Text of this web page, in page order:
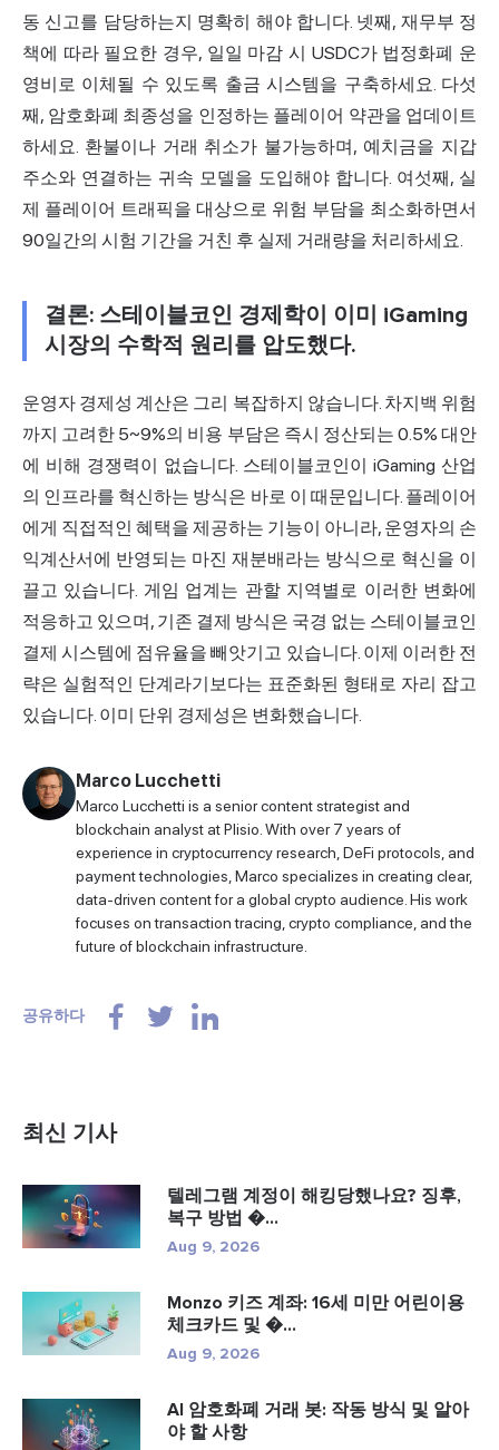
동 신고를 담당하는지 명확히 해야 합니다. 넷째, 재무부 정
책에 따라 필요한 경우, 일일 마감 시 USDC가 법정화폐 운
영비로 이체될 수 있도록 출금 시스템을 구축하세요. 다섯
째, 암호화폐 최종성을 인정하는 플레이어 약관을 업데이트
하세요. 환불이나 거래 취소가 불가능하며, 예치금을 지갑
주소와 연결하는 귀속 모델을 도입해야 합니다. 여섯째, 실
제 플레이어 트래픽을 대상으로 위험 부담을 최소화하면서
90일간의 시험 기간을 거친 후 실제 거래량을 처리하세요.
결론: 스테이블코인 경제학이 이미 iGaming
시장의 수학적 원리를 압도했다.
운영자 경제성 계산은 그리 복잡하지 않습니다. 차지백 위험
까지 고려한 5~9%의 비용 부담은 즉시 정산되는 0.5% 대안
에 비해 경쟁력이 없습니다. 스테이블코인이 iGaming 산업
의 인프라를 혁신하는 방식은 바로 이 때문입니다. 플레이어
에게 직접적인 혜택을 제공하는 기능이 아니라, 운영자의 손
익계산서에 반영되는 마진 재분배라는 방식으로 혁신을 이
끌고 있습니다. 게임 업계는 관할 지역별로 이러한 변화에
적응하고 있으며, 기존 결제 방식은 국경 없는 스테이블코인
결제 시스템에 점유율을 빼앗기고 있습니다. 이제 이러한 전
략은 실험적인 단계라기보다는 표준화된 형태로 자리 잡고
있습니다. 이미 단위 경제성은 변화했습니다.
Marco Lucchetti
Marco Lucchetti is a senior content strategist and
blockchain analyst at Plisio. With over 7 years of
experience in cryptocurrency research, DeFi protocols, and
payment technologies, Marco specializes in creating clear,
data-driven content for a global crypto audience. His work
focuses on transaction tracing, crypto compliance, and the
future of blockchain infrastructure.
공유하다
최신 기사
텔레그램 계정이 해킹당했나요? 징후,
복구 방법 �...
Aug 9, 2026
Monzo 키즈 계좌: 16세 미만 어린이용
체크카드 및 �...
Aug 9, 2026
AI 암호화폐 거래 봇: 작동 방식 및 알아
야 할 사항